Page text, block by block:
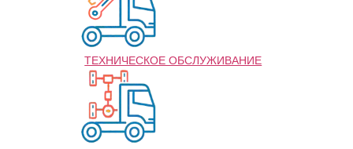
ТЕХНИЧЕСКОЕ ОБСЛУЖИВАНИЕ